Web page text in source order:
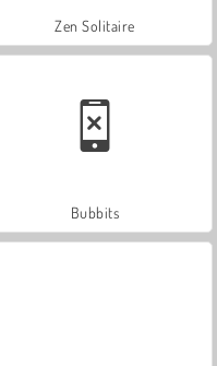
Zen Solitaire
Bubbits